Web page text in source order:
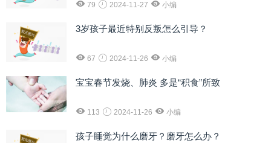
79 2024-11-27 小编
3岁孩子最近特别反叛怎么引导？
67 2024-11-26 小编
宝宝春节发烧、肺炎 多是“积食”所致
113 2024-11-26 小编
孩子睡觉为什么磨牙？磨牙怎么办？